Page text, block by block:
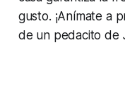
gusto. ¡Anímate a
de un pedacito de